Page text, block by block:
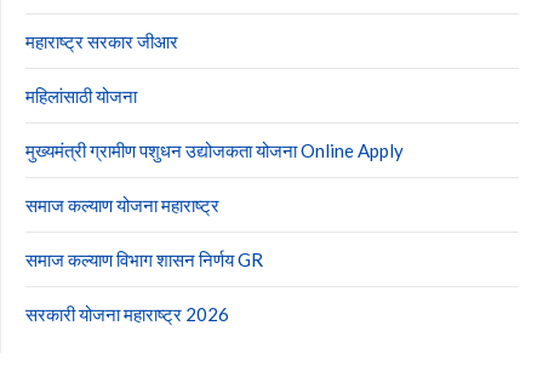
महाराष्ट्र सरकार जीआर
महिलांसाठी योजना
मुख्यमंत्री ग्रामीण पशुधन उद्योजकता योजना Online Apply
समाज कल्याण योजना महाराष्ट्र
समाज कल्याण विभाग शासन निर्णय GR
सरकारी योजना महाराष्ट्र 2026